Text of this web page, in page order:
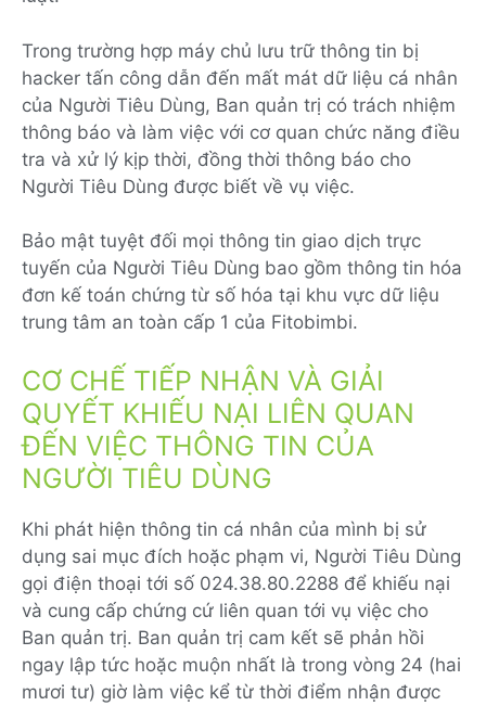
Trong trường hợp máy chủ lưu trữ thông tin bị
hacker tấn công dẫn đến mất mát dữ liệu cá nhân
của Người Tiêu Dùng, Ban quản trị có trách nhiệm
thông báo và làm việc với cơ quan chức năng điều
tra và xử lý kịp thời, đồng thời thông báo cho
Người Tiêu Dùng được biết về vụ việc.
Bảo mật tuyệt đối mọi thông tin giao dịch trực
tuyến của Người Tiêu Dùng bao gồm thông tin hóa
đơn kế toán chứng từ số hóa tại khu vực dữ liệu
trung tâm an toàn cấp 1 của Fitobimbi.
CƠ CHẾ TIẾP NHẬN VÀ GIẢI
QUYẾT KHIẾU NẠI LIÊN QUAN
ĐẾN VIỆC THÔNG TIN CỦA
NGƯỜI TIÊU DÙNG
Khi phát hiện thông tin cá nhân của mình bị sử
dụng sai mục đích hoặc phạm vi, Người Tiêu Dùng
gọi điện thoại tới số 024.38.80.2288 để khiếu nại
và cung cấp chứng cứ liên quan tới vụ việc cho
Ban quản trị. Ban quản trị cam kết sẽ phản hồi
ngay lập tức hoặc muộn nhất là trong vòng 24 (hai
mươi tư) giờ làm việc kể từ thời điểm nhận được